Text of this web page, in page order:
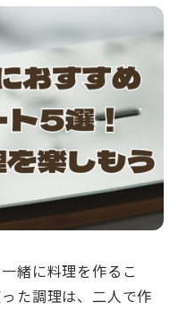
緒に料理を作るこ
た調理は、二人で作